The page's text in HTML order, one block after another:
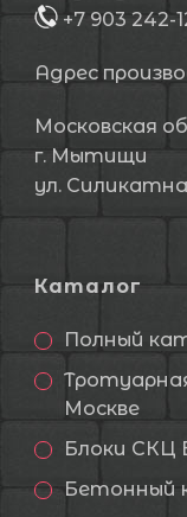
+7 903 242-
Адрес
Московская
г. Мытищи
ул.
Каталог
Полный
Москве
Блоки СКЦ
Бетонный